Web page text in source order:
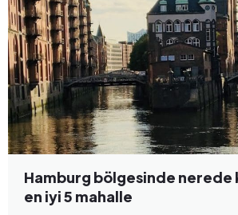
Hamburg bölgesinde nerede
en iyi 5 mahalle